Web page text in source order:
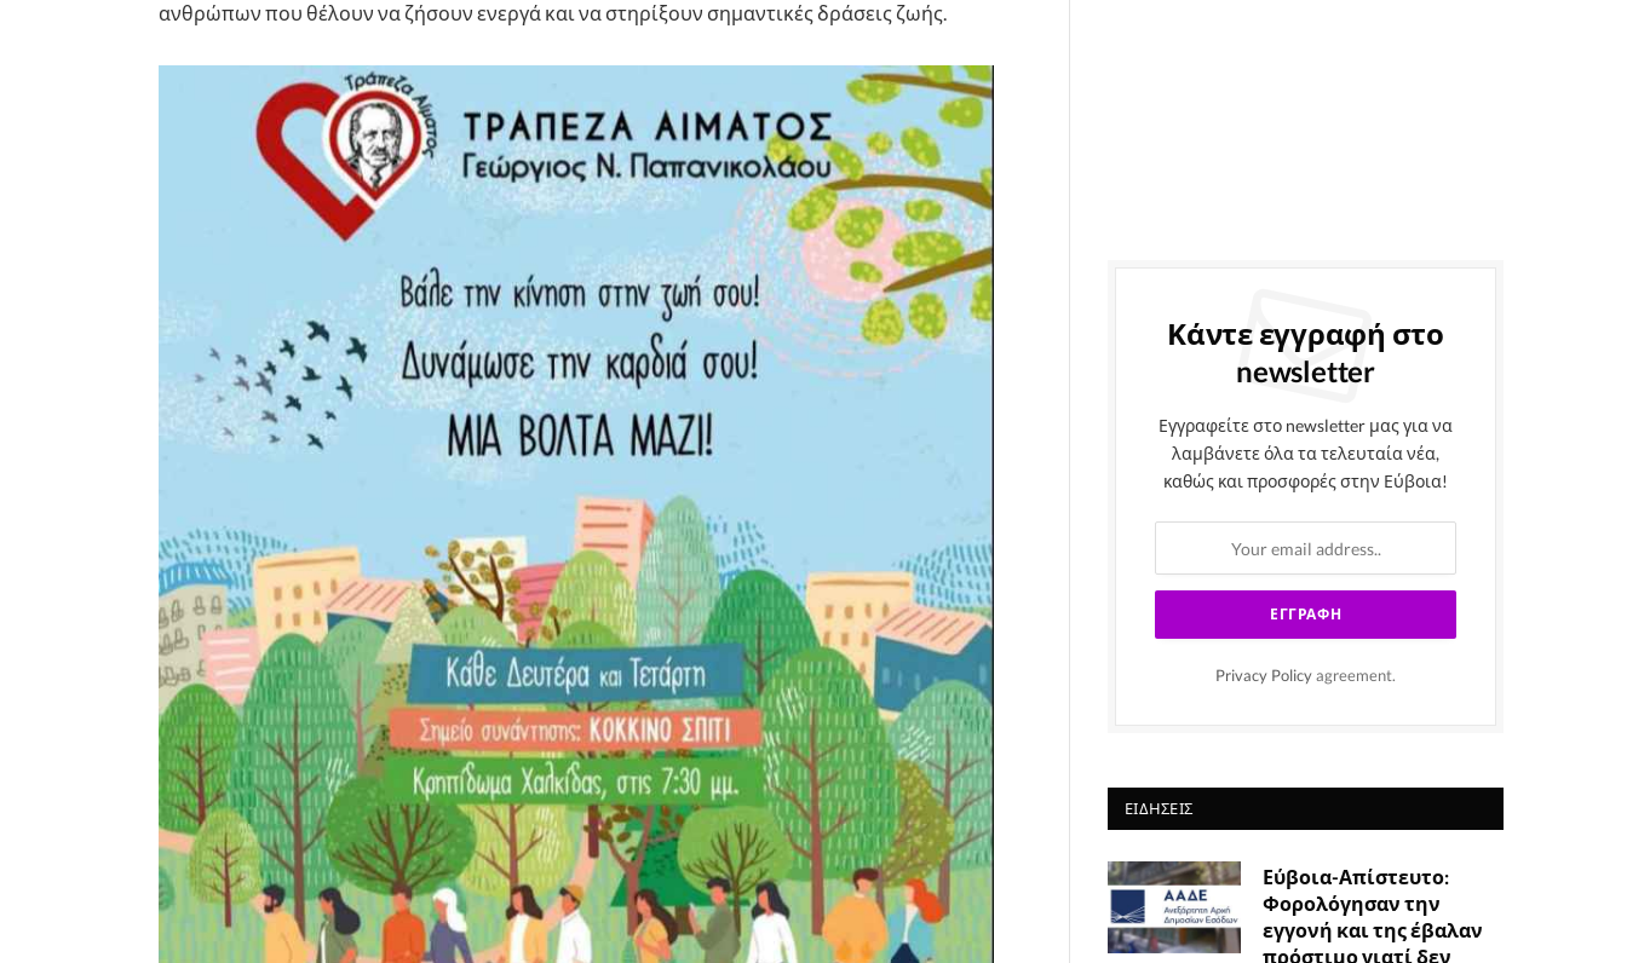
ανθρώπων που θέλουν να ζήσουν ενεργά και να στηρίξουν σημαντικές δράσεις ζωής.
Κάντε εγγραφή στο
newsletter
Εγγραφείτε στο newsletter μας για να
λαμβάνετε όλα τα τελευταία νέα,
καθώς και προσφορές στην Εύβοια!
Privacy Policy agreement.
ΕΙΔΉΣΕΙΣ
Εύβοια-Απίστευτο:
Φορολόγησαν την
εγγονή και της έβαλαν
πρόστιμο γιατί δεν